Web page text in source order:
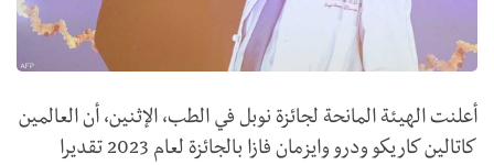
أعلنت الهيئة المانحة لجائزة نوبل في الطب، الإثنين، أن العالمين
كاتالين كاريكو ودرو وايزمان فازا بالجائزة لعام 2023 تقديرا